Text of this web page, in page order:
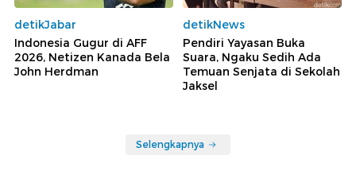
detikJabar
Indonesia Gugur di AFF
2026, Netizen Kanada Bela
John Herdman
detikNews
Pendiri Yayasan Buka
Suara, Ngaku Sedih Ada
Temuan Senjata di Sekolah
Jaksel
Selengkapnya